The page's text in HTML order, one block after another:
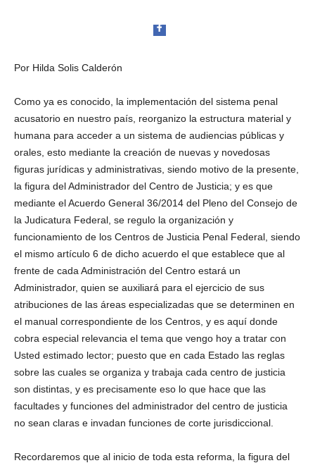
Facebook
Twitter
Whatsapp
Por Hilda Solis Calderón
Como ya es conocido, la implementación del sistema penal
acusatorio en nuestro país, reorganizo la estructura material y
humana para acceder a un sistema de audiencias públicas y
orales, esto mediante la creación de nuevas y novedosas
figuras jurídicas y administrativas, siendo motivo de la presente,
la figura del Administrador del Centro de Justicia; y es que
mediante el Acuerdo General 36/2014 del Pleno del Consejo de
la Judicatura Federal, se regulo la organización y
funcionamiento de los Centros de Justicia Penal Federal, siendo
el mismo artículo 6 de dicho acuerdo el que establece que al
frente de cada Administración del Centro estará un
Administrador, quien se auxiliará para el ejercicio de sus
atribuciones de las áreas especializadas que se determinen en
el manual correspondiente de los Centros, y es aquí donde
cobra especial relevancia el tema que vengo hoy a tratar con
Usted estimado lector; puesto que en cada Estado las reglas
sobre las cuales se organiza y trabaja cada centro de justicia
son distintas, y es precisamente eso lo que hace que las
facultades y funciones del administrador del centro de justicia
no sean claras e invadan funciones de corte jurisdiccional.
Recordaremos que al inicio de toda esta reforma, la figura del